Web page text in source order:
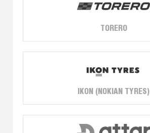
TORERO
IKON (NOKIAN TYRES)